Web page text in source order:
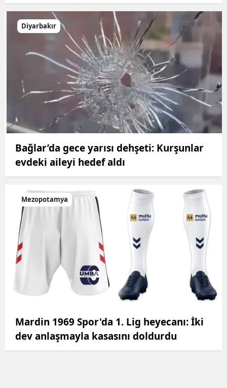
Diyarbakır
Bağlar’da gece yarısı dehşeti: Kurşunlar
evdeki aileyi hedef aldı
Mezopotamya
Mardin 1969 Spor'da 1. Lig heyecanı: İki
dev anlaşmayla kasasını doldurdu